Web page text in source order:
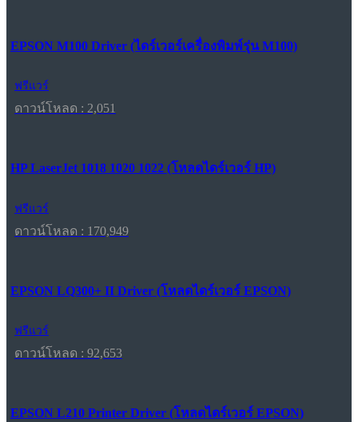
EPSON M100 Driver (ไดร์เวอร์เครื่องพิมพ์รุ่น M100)
ฟรีแวร์
ดาวน์โหลด : 2,051
HP LaserJet 1018 1020 1022 (โหลดไดร์เวอร์ HP)
ฟรีแวร์
ดาวน์โหลด : 170,949
EPSON LQ300+ II Driver (โหลดไดร์เวอร์ EPSON)
ฟรีแวร์
ดาวน์โหลด : 92,653
EPSON L210 Printer Driver (โหลดไดร์เวอร์ EPSON)